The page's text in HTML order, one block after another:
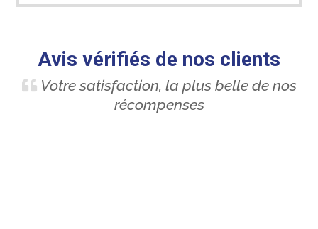
Avis vérifiés de nos clients
Votre satisfaction, la plus belle de nos
récompenses